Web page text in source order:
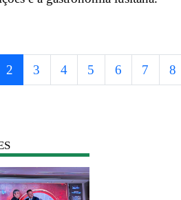
2 3 4 5 6 7 8